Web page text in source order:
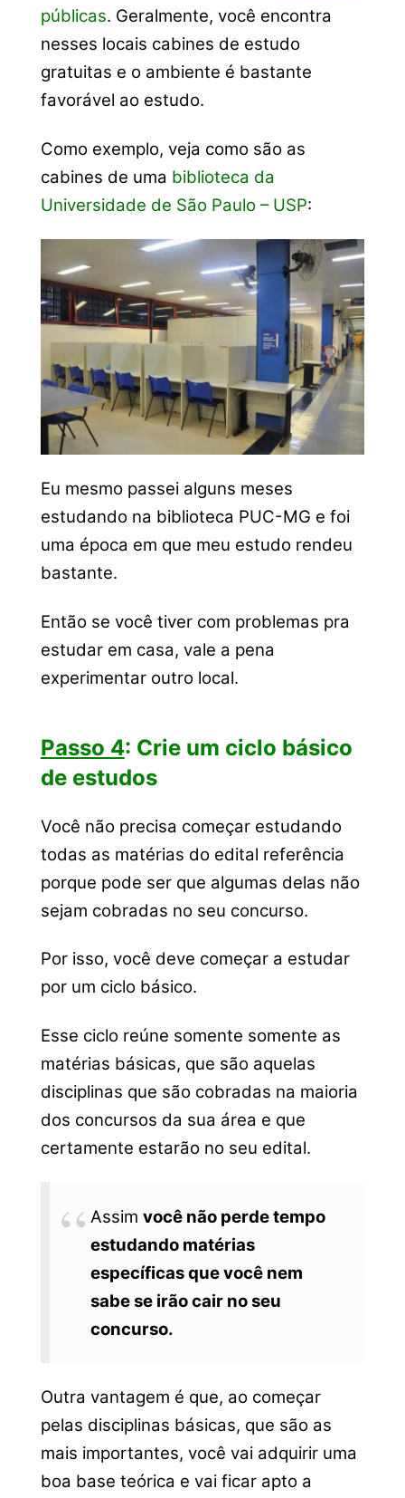
públicas. Geralmente, você encontra
nesses locais cabines de estudo
gratuitas e o ambiente é bastante
favorável ao estudo.
Como exemplo, veja como são as
cabines de uma biblioteca da
Universidade de São Paulo – USP:
Eu mesmo passei alguns meses
estudando na biblioteca PUC-MG e foi
uma época em que meu estudo rendeu
bastante.
Então se você tiver com problemas pra
estudar em casa, vale a pena
experimentar outro local.
Passo 4: Crie um ciclo básico
de estudos
Você não precisa começar estudando
todas as matérias do edital referência
porque pode ser que algumas delas não
sejam cobradas no seu concurso.
Por isso, você deve começar a estudar
por um ciclo básico.
Esse ciclo reúne somente somente as
matérias básicas, que sãoaquelas
disciplinas que são cobradas na maioria
dos concursos da sua área e que
certamente estarão no seu edital.
Assim você não perde tempo
estudando matérias
específicas que você nem
sabe se irão cair no seu
concurso.
Outra vantagem é que, ao começar
pelas disciplinas básicas, que são as
mais importantes, você vai adquirir uma
boa base teórica e vai ficar apto a